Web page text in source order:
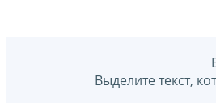
Выделите текст,